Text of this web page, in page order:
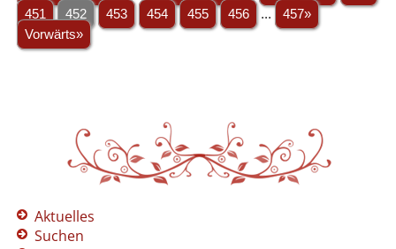
451
452 453 454 455 456 ...
457»
Vorwärts»
Aktuelles
Suchen